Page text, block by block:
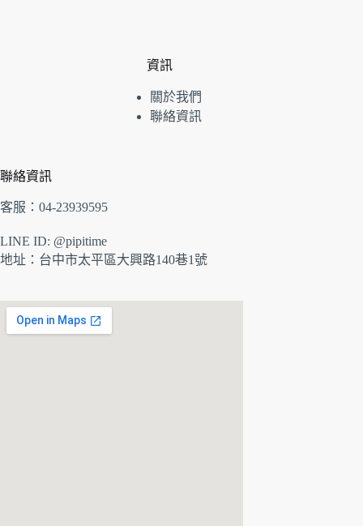
資訊
關於我們
聯絡資訊
聯絡資訊
客服：04-23939595
LINE ID: @pipitime
地址： 台中市太平區大興路140巷1號